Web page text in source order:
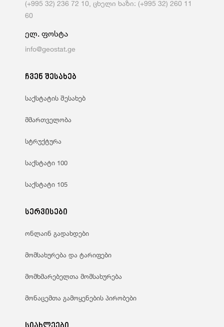
(+995 32) 236 72 10, ცხელი ხაზი: (+995 32) 260 11
60
ელ. ფოსტა
info@geostat.ge
ჩვენ შესახებ
საქსტატის შესახებ
მმართველობა
სტრუქტურა
საქსტატი 100
საქსტატი 105
სერვისები
ონლაინ გადახდები
მომსახურება და ტარიფები
მომხმარებელთა მომსახურება
მონაცემთა გამოყენების პირობები